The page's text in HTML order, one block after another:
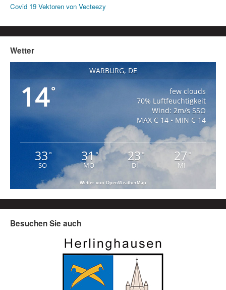
Covid 19 Vektoren von Vecteezy
Wetter
WARBURG, DE
14°
few clouds
70% Luftfeuchtigkeit
Wind: 2m/s SSO
MAX C 14 • MIN C 14
33°
SO
31°
MO
23°
DI
27 °
MI
Wetter von OpenWeatherMap
Besuchen Sie auch